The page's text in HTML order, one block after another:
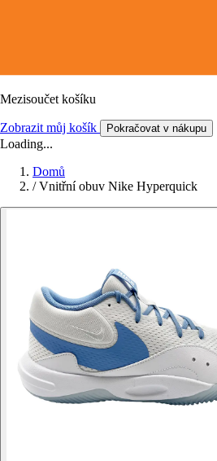
Mezisoučet košíku
Zobrazit můj košík Pokračovat v nákupu
Loading...
Domů
/ Vnitřní obuv Nike Hyperquick